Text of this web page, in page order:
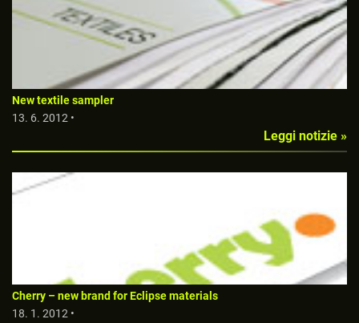
New textile sampler
13. 6. 2012 •
Leggi notizie »
Cherry – new brand for Eclipse materials
18. 1. 2012 •